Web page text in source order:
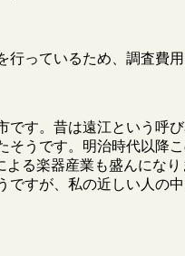
行っているため、調査費
す。昔は遠江という
うです。明治時代以
る楽器産業も盛んにな
すが、私の近しい人